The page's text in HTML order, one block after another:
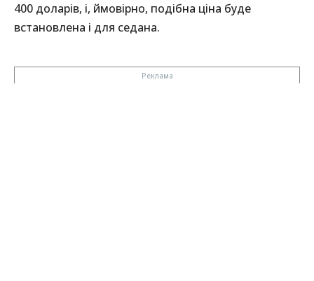
400 доларів, і, ймовірно, подібна ціна буде
встановлена і для седана.